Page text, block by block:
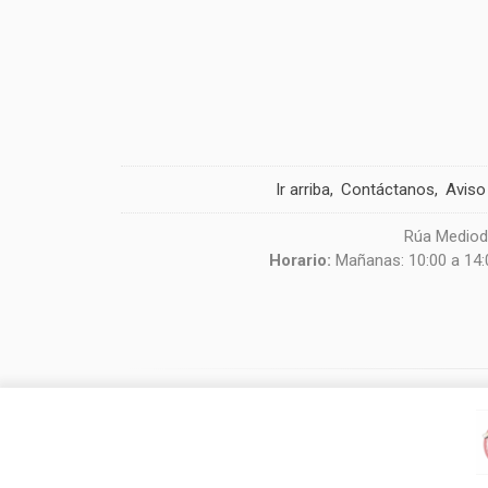
Ir arriba Contáctanos Aviso
Rúa
Horario: Mañanas: 10:00 a